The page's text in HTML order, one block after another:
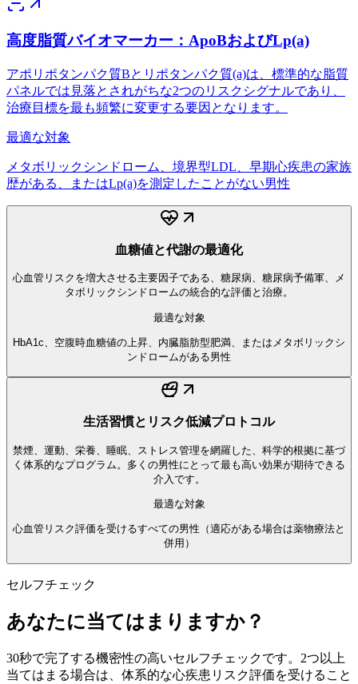
高度脂質バイオマーカー：ApoBおよびLp(a)
アポリポタンパク質Bとリポタンパク質(a)は、標準的な脂質
パネルでは見落とされがちな2つのリスクシグナルであり、
治療目標を最も頻繁に変更する要因となります。
最適な対象
メタボリックシンドローム、境界型LDL、早期心疾患の家族
歴がある、またはLp(a)を測定したことがない男性
血糖値と代謝の最適化
心血管リスクを増大させる主要因子である、糖尿病、糖尿病予備軍、メ
タボリックシンドロームの統合的な評価と治療。
最適な対象
HbA1c、空腹時血糖値の上昇、内臓脂肪型肥満、またはメタボリックシ
ンドロームがある男性
生活習慣とリスク低減プロトコル
禁煙、運動、栄養、睡眠、ストレス管理を網羅した、科学的根拠に基づ
く体系的なプログラム。多くの男性にとって最も高い効果が期待できる
介入です。
最適な対象
心血管リスク評価を受けるすべての男性（適応がある場合は薬物療法と
併用）
セルフチェック
あなたに当てはまりますか？
30秒で完了する機密性の高いセルフチェックです。2つ以上
当てはまる場合は、体系的な心疾患リスク評価を受けること